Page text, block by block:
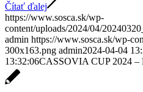
Čítať ďalej
https://www.sosca.sk/wp-
content/uploads/2024/04/
admin https://www.sosca.sk/wp-
300x163.png admin2024-04-04
13:32:06CASSOVIA CUP 2024 –